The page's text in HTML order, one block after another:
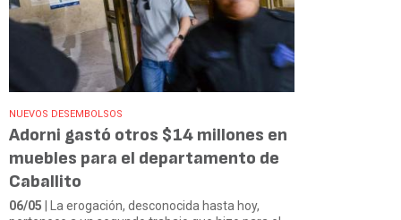
NUEVOS DESEMBOLSOS
Adorni gastó otros $14 millones en
muebles para el departamento de
Caballito
06/05 | La erogación, desconocida hasta hoy,